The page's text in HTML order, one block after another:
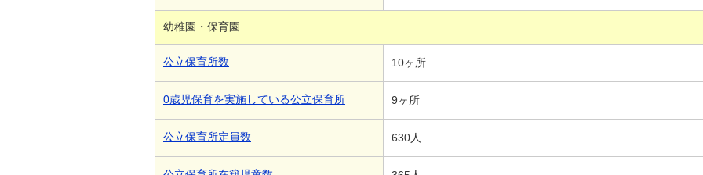
幼稚園・保育園
公立保育所数 10ヶ所
0歳児保育を実施している公立保育所 9ヶ所
公立保育所定員数 630人